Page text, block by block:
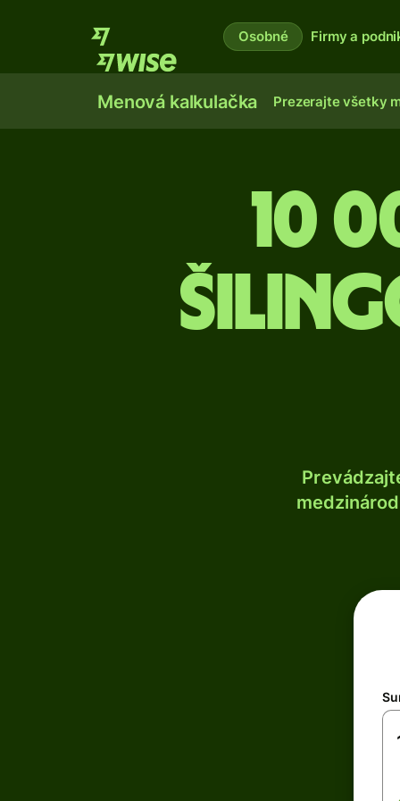
Osobné Firmy a
Menová kalkulačka Prezerajte všetky
10